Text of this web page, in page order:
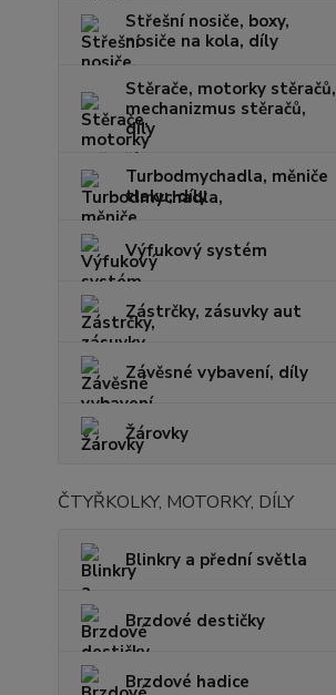
Střešní nosiče, boxy,
nosiče na kola, díly
Stěrače, motorky stěračů,
mechanizmus stěračů,
díly
Turbodmychadla, měniče
tlaku, díly
Výfukový systém
Zástrčky, zásuvky aut
Závěsné vybavení, díly
Žárovky
ČTYŘKOLKY, MOTORKY, DÍLY
Blinkry a přední světla
Brzdové destičky
Brzdové hadice